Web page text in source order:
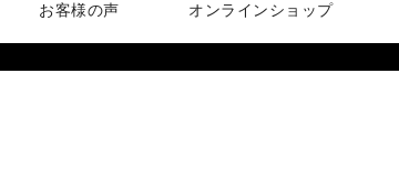
お客様の声 オンラインショップ